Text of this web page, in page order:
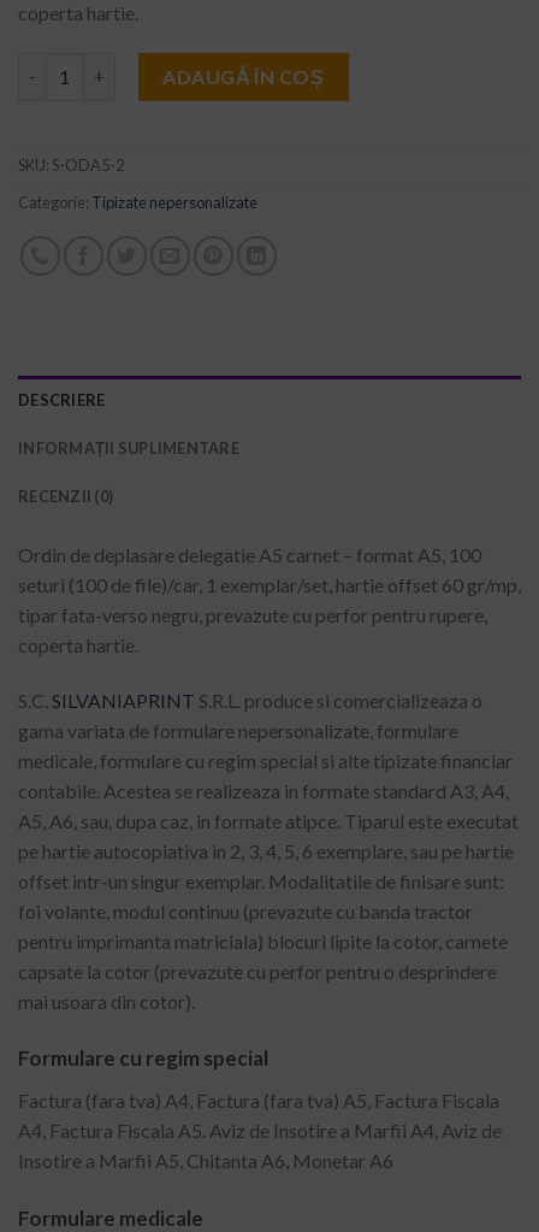
coperta hartie.
Cantitate Ordin de deplasare delegatie A5 carnet
ADAUGĂ ÎN COȘ
SKU: S-ODA5-2
Categorie: Tipizate nepersonalizate
DESCRIERE
INFORMAȚII SUPLIMENTARE
RECENZII (0)
Ordin de deplasare delegatie A5 carnet – format A5, 100
seturi (100 de file)/car, 1 exemplar/set, hartie offset 60 gr/mp,
tipar fata-verso negru, prevazute cu perfor pentru rupere,
coperta hartie.
S.C. SILVANIAPRINT S.R.L. produce si comercializeaza o
gama variata de formulare nepersonalizate, formulare
medicale, formulare cu regim special si alte tipizate financiar
contabile. Acestea se realizeaza in formate standard A3, A4,
A5, A6, sau, dupa caz, in formate atipce. Tiparul este executat
pe hartie autocopiativa in 2, 3, 4, 5, 6 exemplare, sau pe hartie
offset intr-un singur exemplar. Modalitatile de finisare sunt:
foi volante, modul continuu (prevazute cu banda tractor
pentru imprimanta matriciala) blocuri lipite la cotor, carnete
capsate la cotor (prevazute cu perfor pentru o desprindere
mai usoara din cotor).
Formulare cu regim special
Factura (fara tva) A4, Factura (fara tva) A5, Factura Fiscala
A4, Factura Fiscala A5. Aviz de Insotire a Marfii A4, Aviz de
Insotire a Marfii A5, Chitanta A6, Monetar A6
Formulare medicale